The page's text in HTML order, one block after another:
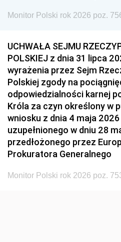
Monitor Polski rok 2026 poz.
UCHWAŁA SEJMU
POLSKIEJ z dnia 31 lipca
wyrażenia przez Sejm
Polskiej zgody na
odpowiedzialności karnej
Króla za czyn określony w
wniosku z dnia 4 maja 2026
uzupełnionego w dniu 28
przedłożonego przez
Prokuratora Generalnego
Monitor Polski rok 2026 poz.